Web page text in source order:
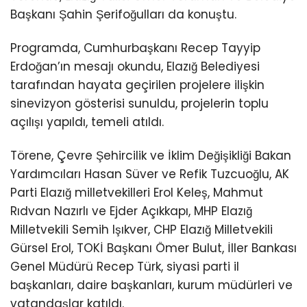
Başkanı Şahin Şerifoğulları da konuştu.
Programda, Cumhurbaşkanı Recep Tayyip
Erdoğan’ın mesajı okundu, Elazığ Belediyesi
tarafından hayata geçirilen projelere ilişkin
sinevizyon gösterisi sunuldu, projelerin toplu
açılışı yapıldı, temeli atıldı.
Törene, Çevre Şehircilik ve İklim Değişikliği Bakan
Yardımcıları Hasan Süver ve Refik Tuzcuoğlu, AK
Parti Elazığ milletvekilleri Erol Keleş, Mahmut
Rıdvan Nazırlı ve Ejder Açıkkapı, MHP Elazığ
Milletvekili Semih Işıkver, CHP Elazığ Milletvekili
Gürsel Erol, TOKİ Başkanı Ömer Bulut, İller Bankası
Genel Müdürü Recep Türk, siyasi parti il
başkanları, daire başkanları, kurum müdürleri ve
vatandaşlar katıldı.